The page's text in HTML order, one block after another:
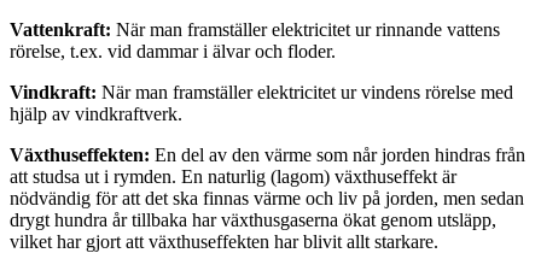
Vattenkraft: När man framställer elektricitet ur rinnande vattens
rörelse, t.ex. vid dammar i älvar och floder.
Vindkraft: När man framställer elektricitet ur vindens rörelse med
hjälp av vindkraftverk.
Växthuseffekten: En del av den värme som når jorden hindras från
att studsa ut i rymden. En naturlig (lagom) växthuseffekt är
nödvändig för att det ska finnas värme och liv på jorden, men sedan
drygt hundra år tillbaka har växthusgaserna ökat genom utsläpp,
vilket har gjort att växthuseffekten har blivit allt starkare.